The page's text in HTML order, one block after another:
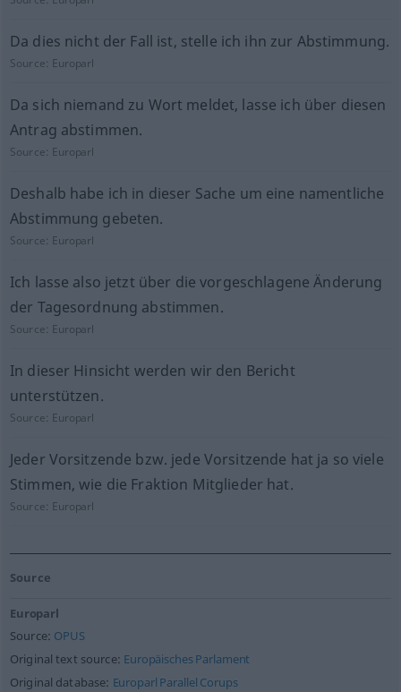
Da dies nicht der Fall ist, stelle ich ihn zur Abstimmung.
Source: Europarl
Da sich niemand zu Wort meldet, lasse ich über diesen
Antrag abstimmen.
Source: Europarl
Deshalb habe ich in dieser Sache um eine namentliche
Abstimmung gebeten.
Source: Europarl
Ich lasse also jetzt über die vorgeschlagene Änderung
der Tagesordnung abstimmen.
Source: Europarl
In dieser Hinsicht werden wir den Bericht
unterstützen.
Source: Europarl
Jeder Vorsitzende bzw. jede Vorsitzende hat ja so viele
Stimmen, wie die Fraktion Mitglieder hat.
Source: Europarl
Source
Europarl
Source: OPUS
Original text source: Europäisches Parlament
Original database: Europarl Parallel Corups